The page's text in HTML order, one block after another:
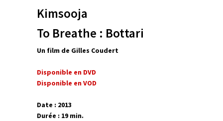
Kimsooja
To Breathe : Bottari
Un film de Gilles Coudert
Disponible en DVD
Disponible en VOD
Date : 2013
Durée : 19 min.